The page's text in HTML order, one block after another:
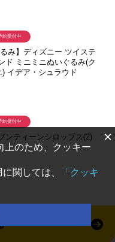
るみ】ディズニー ツイステ
ド ミニミニぬいぐるみ(ク
イデア・シュラウド
約受付中
ンティーンシロップス(2)
約受付中
×
上のため、クッキー
関しては、
「クッキ